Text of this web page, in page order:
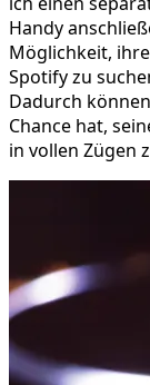
Handy
Möglichkeit,
Spotify zu
Dadurch
Chance hat,
in vollen Zügen